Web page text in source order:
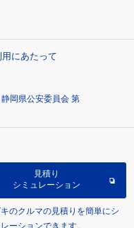
用にあたって
岡県公安委員会 第
見積り
シミュレーション
のクルマの見積りを簡単にシ
ーションできます。